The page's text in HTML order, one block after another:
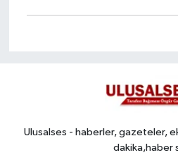
Ulusalses - haberler, gazeteler,
dakika,haber